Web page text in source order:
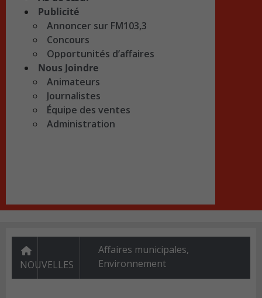
Publicité
Annoncer sur FM103,3
Concours
Opportunités d’affaires
Nous Joindre
Animateurs
Journalistes
Équipe des ventes
Administration
NOUVELLES
Affaires municipales,
Environnement